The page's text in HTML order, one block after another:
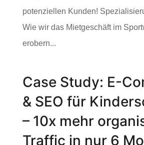
potenziellen Kunden!
Wie wir das Mietgeschäft im
erobern...
Case Study: E-
& SEO für
– 10x mehr
Traffic in nur 6